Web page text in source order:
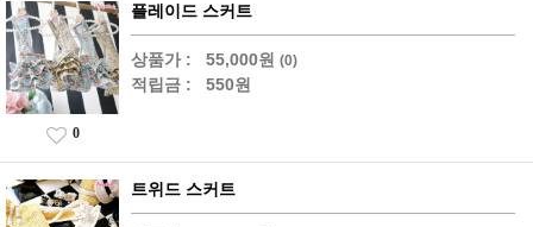
플레이드 스커트
상품가 : 55,000원 (0)
적립금 : 550원
0
트위드 스커트